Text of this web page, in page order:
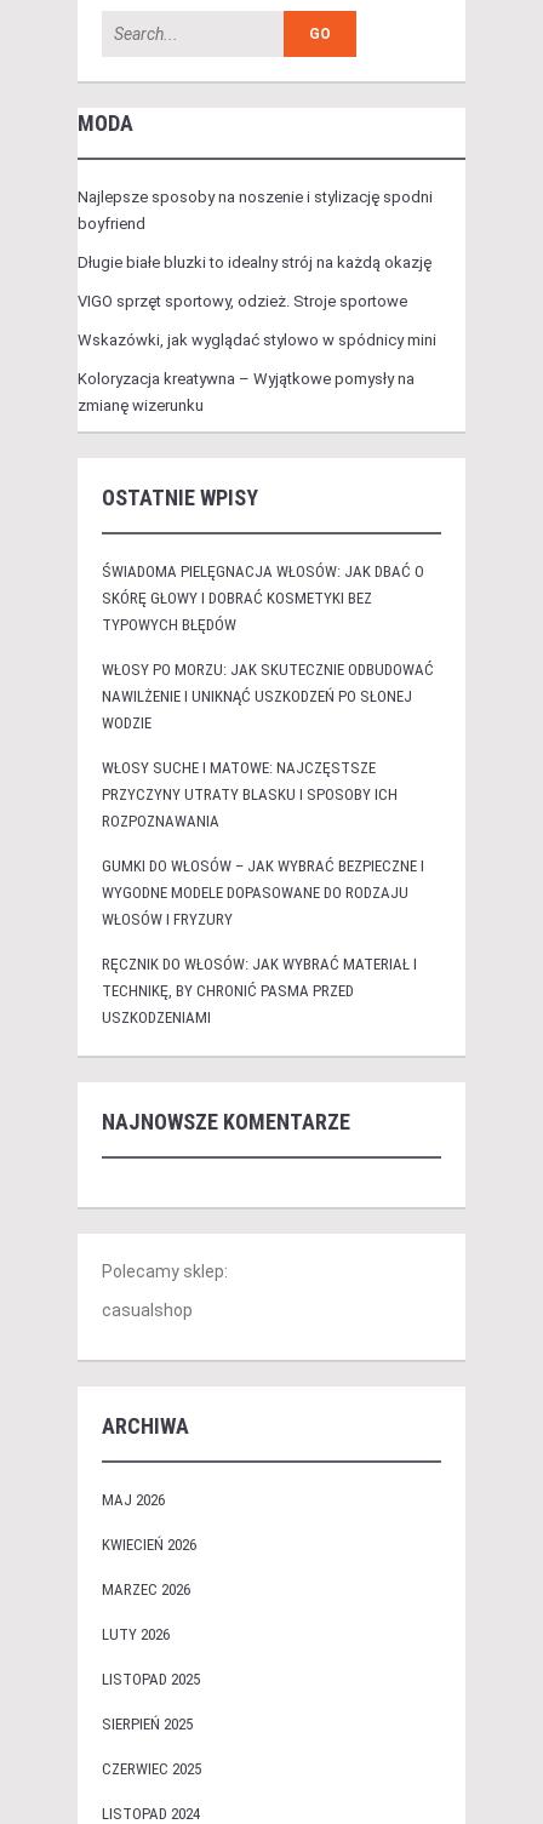
MODA
Najlepsze sposoby na noszenie i stylizację spodni
boyfriend
Długie białe bluzki to idealny strój na każdą okazję
VIGO sprzęt sportowy, odzież. Stroje sportowe
Wskazówki, jak wyglądać stylowo w spódnicy mini
Koloryzacja kreatywna – Wyjątkowe pomysły na
zmianę wizerunku
OSTATNIE WPISY
ŚWIADOMA PIELĘGNACJA WŁOSÓW: JAK DBAĆ O
SKÓRĘ GŁOWY I DOBRAĆ KOSMETYKI BEZ
TYPOWYCH BŁĘDÓW
WŁOSY PO MORZU: JAK SKUTECZNIE ODBUDOWAĆ
NAWILŻENIE I UNIKNĄĆ USZKODZEŃ PO SŁONEJ
WODZIE
WŁOSY SUCHE I MATOWE: NAJCZĘSTSZE
PRZYCZYNY UTRATY BLASKU I SPOSOBY ICH
ROZPOZNAWANIA
GUMKI DO WŁOSÓW – JAK WYBRAĆ BEZPIECZNE I
WYGODNE MODELE DOPASOWANE DO RODZAJU
WŁOSÓW I FRYZURY
RĘCZNIK DO WŁOSÓW: JAK WYBRAĆ MATERIAŁ I
TECHNIKĘ, BY CHRONIĆ PASMA PRZED
USZKODZENIAMI
NAJNOWSZE KOMENTARZE
Polecamy sklep:
casualshop
ARCHIWA
MAJ 2026
KWIECIEŃ 2026
MARZEC 2026
LUTY 2026
LISTOPAD 2025
SIERPIEŃ 2025
CZERWIEC 2025
LISTOPAD 2024